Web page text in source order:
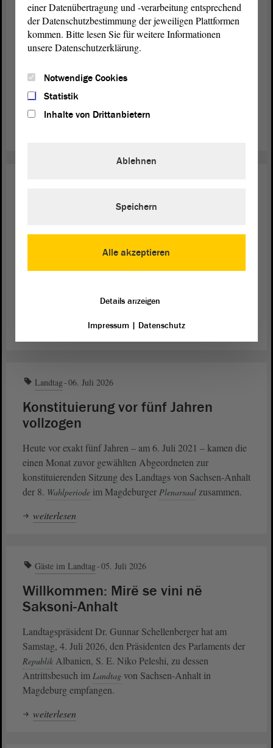
Ukraine-Flüchtlinge in Sachsen-
Anhalt
mittlerweile über dreieinhalb Jahre. Mehr als 9 Millionen
Menschen sind aus der Ukraine geflohen, rund 42000 von
ihnen fanden bisher Zuflucht in Sachsen-Anhalt.
Unterstützung für einen tollen
Jedes neue Schulkind soll einen tollen ersten Schultag
Sammlung aufgerufen.
Landtag 06. Juli 2026
Konstituierung vor fünf Jahren
vollzogen
Heute vor exakt fünf Jahren – am 6. Juli 2021 – kamen die
einen Monat zuvor gewählten Abgeordneten zur
konstituierenden Sitzung des Landtags von Sachsen-Anhalt
der 8. Wahlperiode im Magdeburger Plenarsaal zusammen.
weiterlesen
Gäste im Landtag 05. Juli 2026
Willkommen: Mirë se vini në
Saksoni-Anhalt
Landtagspräsident Dr. Gunnar Schellenberger hat am
Samstag, 4. Juli 2026, den Präsidenten des Parlaments der
Republik Albanien, S. E. Niko Peleshi, zu dessen
Antrittsbesuch im Landtag von Sachsen-Anhalt in
Magdeburg empfangen.
weiterlesen
einer Datenübertragung und -verarbeitung entsprechend
der Datenschutzbestimmung der jeweiligen Plattformen
kommen. Bitte lesen Sie für weitere Informationen
unsere Datenschutzerklärung.
Notwendige Cookies
Statistik
Inhalte von Drittanbietern
Alle akzeptieren
Ablehnen
Speichern
Details anzeigen
Impressum| Datenschutz